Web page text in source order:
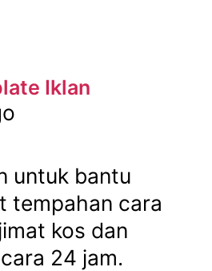
Iklan
untuk bantu
tempahan cara
kos dan
24 jam.